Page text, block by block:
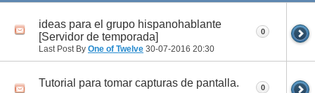
ideas para el grupo hispanohablante
[Servidor de temporada]
Last Post By One of Twelve 30-07-2016 20:30
0
Tutorial para tomar capturas de pantalla. 0